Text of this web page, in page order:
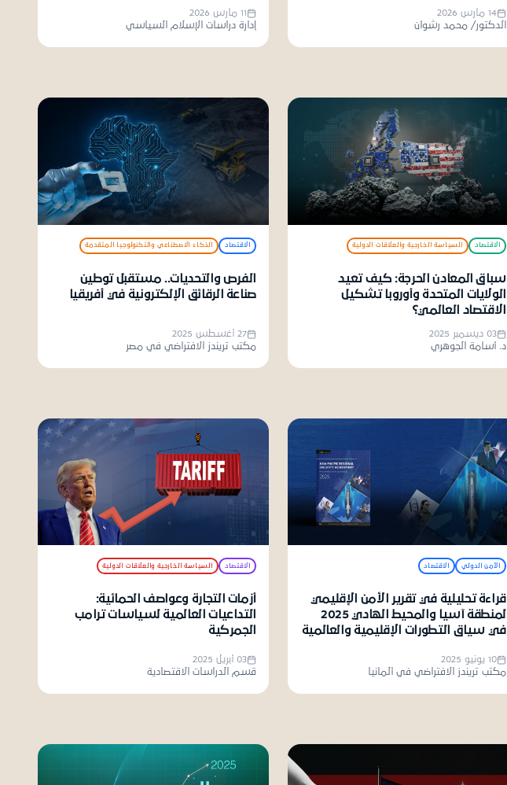
14 مارس 2026
الدكتور/ محمد رشوان
11 مارس 2026
إدارة دراسات الإسلام السياسي
الاقتصاد السياسة الخارجية والعلاقات الدولية
سباق المعادن الحرجة: كيف تعيد
الولايات المتحدة وأوروبا تشكيل
الاقتصاد العالمي؟
03 ديسمبر 2025
د. أسامة الجوهري
الاقتصاد الذكاء الاصطناعي والتكنولوجيا المتقدمة
الفرص والتحديات.. مستقبل توطين
صناعة الرقائق الإلكترونية في أفريقيا
27 أغسطس 2025
مكتب تريندز الافتراضي في مصر
الأمن الدولي الاقتصاد
قراءة تحليلية في تقرير الأمن الإقليمي
لمنطقة آسيا والمحيط الهادي 2025
في سياق التطورات الإقليمية والعالمية
10 يونيو 2025
مكتب تريندز الافتراضي في ألمانيا
الاقتصاد السياسة الخارجية والعلاقات الدولية
أزمات التجارة وعواصف الحمائية:
التداعيات العالمية لسياسات ترامب
الجمركية
03 أبريل 2025
قسم الدراسات الاقتصادية